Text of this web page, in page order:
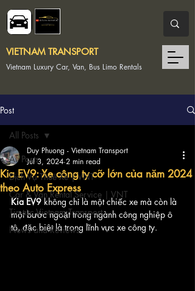
Vietnam Luxury Car, Van, Bus Limo Rentals
VIETNAM TRANSPORT
Post
All Posts
Dịch Vụ Thuê Xe | VNT
Car & Van Rental Service | VNT
Tin tức Vietnam Transport
News and Reviews
All Posts
Kia EV9: Xe công ty cỡ lớn của năm 2024
theo Auto Express
Duy Phuong - Vietnam Transport
Jul 3, 2024 2 min read
Kia EV9 không chỉ là một chiếc xe mà còn là
một bước ngoặt trong ngành công nghiệp ô
tô, đặc biệt là trong lĩnh vực xe công ty.